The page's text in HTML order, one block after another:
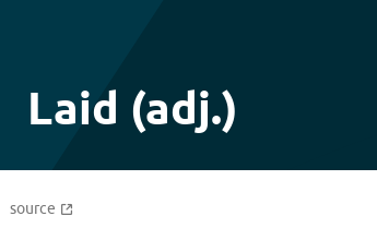
Laid (adj.)
source